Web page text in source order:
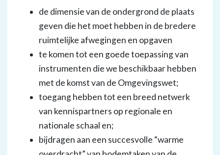
de dimensie van de ondergrond de plaats
geven die het moet hebben in de bredere
ruimtelijke afwegingen en opgaven
te komen tot een goede toepassing van
instrumenten die we beschikbaar hebben
met de komst van de Omgevingswet;
toegang hebben tot een breed netwerk
van kennispartners op regionale en
nationale schaal en;
bijdragen aan een succesvolle “warme